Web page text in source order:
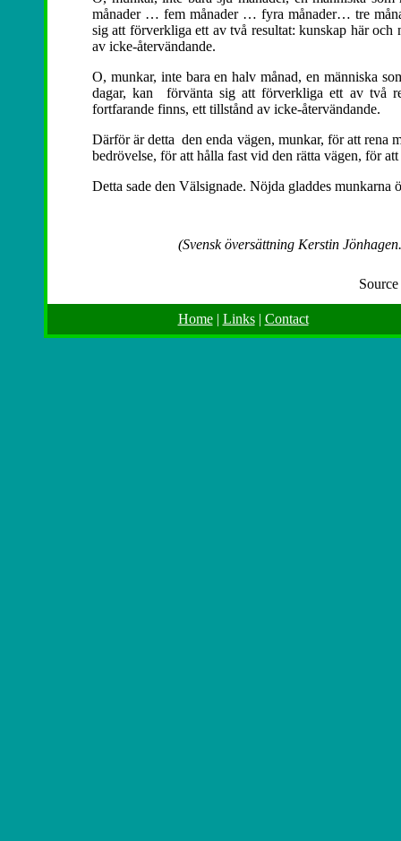
månader … fem månader … fyra månader… tre
sig att förverkliga ett av två resultat: kunskap här
av icke-återvändande.
O, munkar, inte bara en halv månad, en människa
dagar, kan förvänta sig att förverkliga ett av två
fortfarande finns, ett tillstånd av icke-återvändande.
Därför är detta den enda vägen, munkar, för att rena
bedrövelse, för att hålla fast vid den rätta vägen, för
Detta sade den Välsignade. Nöjda gladdes munkarna
(Svensk översättning Kerstin
Home| Links| Contact